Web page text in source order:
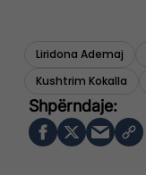
Liridona Ademaj
Kushtrim Kokalla